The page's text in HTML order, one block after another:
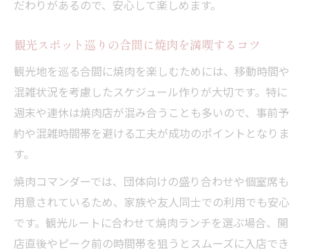
だわりがあるので、安心して楽しめます。
観光スポット巡りの合間に焼肉を満喫するコツ
観光地を巡る合間に焼肉を楽しむためには、移動時間や
混雑状況を考慮したスケジュール作りが大切です。特に
週末や連休は焼肉店が混み合うことも多いので、事前予
約や混雑時間帯を避ける工夫が成功のポイントとなりま
す。
焼肉コマンダーでは、団体向けの盛り合わせや個室席も
用意されているため、家族や友人同士での利用でも安心
です。観光ルートに合わせて焼肉ランチを選ぶ場合、開
店直後やピーク前の時間帯を狙うとスムーズに入店でき